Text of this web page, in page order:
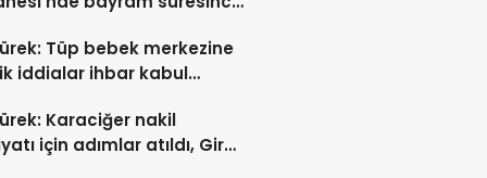
edildiTüp bebek merkezine
iddialar ihbar kabul
Karaciğer nakil
için adımlar atıldı, Girne